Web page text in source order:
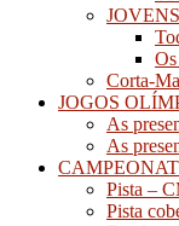
Corta-
JOGOS
As
As
Pista –
Pista